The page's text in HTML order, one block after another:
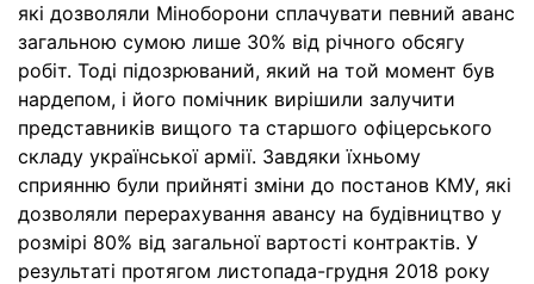
які дозволяли Міноборони сплачувати певний аванс
загальною сумою лише 30% від річного обсягу
робіт. Тоді підозрюваний, який на той момент був
нардепом, і його помічник вирішили залучити
представників вищого та старшого офіцерського
складу української армії. Завдяки їхньому
сприянню були прийняті зміни до постанов КМУ, які
дозволяли перерахування авансу на будівництво у
розмірі 80% від загальної вартості контрактів. У
результаті протягом листопада-грудня 2018 року